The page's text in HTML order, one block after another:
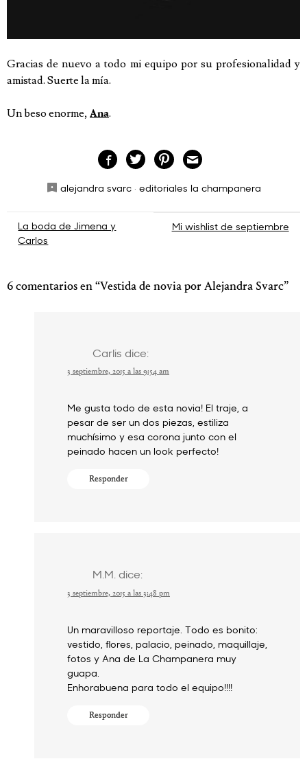
Gracias de nuevo a todo mi equipo por su profesionalidad y
amistad. Suerte la mía.
Un beso enorme, Ana.
alejandra svarc· editoriales la champanera
Navegación
de
La boda de Jimena y
Carlos
Mi wishlist de septiembre
6 comentarios en “Vestida de novia por Alejandra Svarc”
Carlis dice:
3 septiembre, 2015 a las 9:54 am
Me gusta todo de esta novia! El traje, a
pesar de ser un dos piezas, estiliza
muchísimo y esa corona junto con el
peinado hacen un look perfecto!
Responder
M.M. dice:
3 septiembre, 2015 a las 3:48 pm
Un maravilloso reportaje. Todo es bonito:
vestido, flores, palacio, peinado, maquillaje,
fotos y Ana de La Champanera muy
guapa.
Enhorabuena para todo el equipo!!!!
Responder